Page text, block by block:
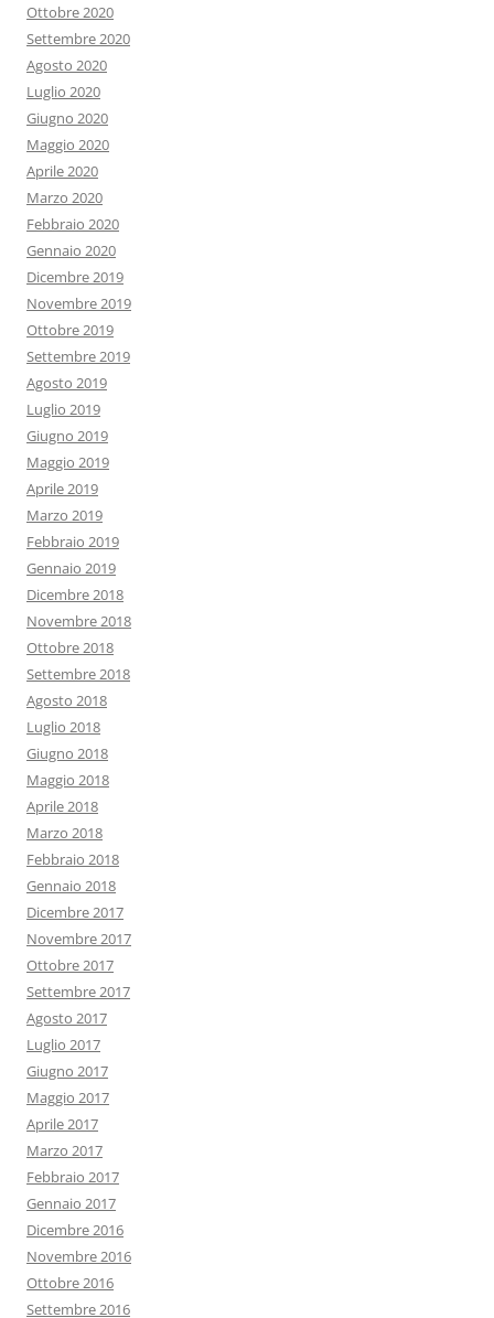
Ottobre 2020
Settembre 2020
Agosto 2020
Luglio 2020
Giugno 2020
Maggio 2020
Aprile 2020
Marzo 2020
Febbraio 2020
Gennaio 2020
Dicembre 2019
Novembre 2019
Ottobre 2019
Settembre 2019
Agosto 2019
Luglio 2019
Giugno 2019
Maggio 2019
Aprile 2019
Marzo 2019
Febbraio 2019
Gennaio 2019
Dicembre 2018
Novembre 2018
Ottobre 2018
Settembre 2018
Agosto 2018
Luglio 2018
Giugno 2018
Maggio 2018
Aprile 2018
Marzo 2018
Febbraio 2018
Gennaio 2018
Dicembre 2017
Novembre 2017
Ottobre 2017
Settembre 2017
Agosto 2017
Luglio 2017
Giugno 2017
Maggio 2017
Aprile 2017
Marzo 2017
Febbraio 2017
Gennaio 2017
Dicembre 2016
Novembre 2016
Ottobre 2016
Settembre 2016